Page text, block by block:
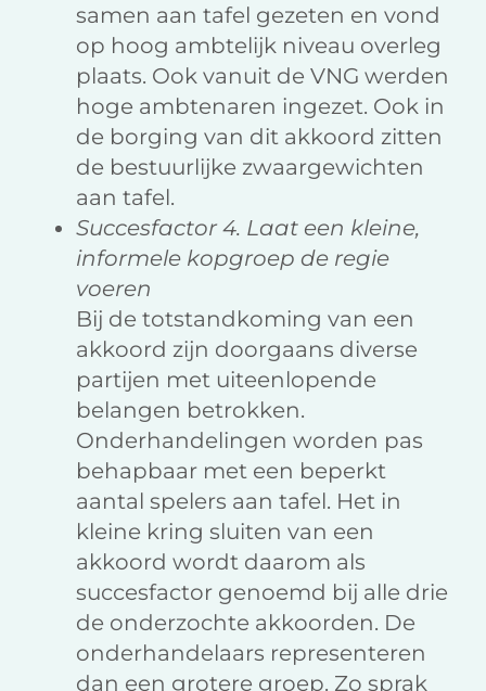
samen aan tafel gezeten en vond
op hoog ambtelijk niveau overleg
plaats. Ook vanuit de VNG werden
hoge ambtenaren ingezet. Ook in
de borging van dit akkoord zitten
de bestuurlijke zwaargewichten
aan tafel.
Succesfactor 4. Laat een kleine,
informele kopgroep de regie
voeren
Bij de totstandkoming van een
akkoord zijn doorgaans diverse
partijen met uiteenlopende
belangen betrokken.
Onderhandelingen worden pas
behapbaar met een beperkt
aantal spelers aan tafel. Het in
kleine kring sluiten van een
akkoord wordt daarom als
succesfactor genoemd bij alle drie
de onderzochte akkoorden. De
onderhandelaars representeren
dan een grotere groep. Zo sprak